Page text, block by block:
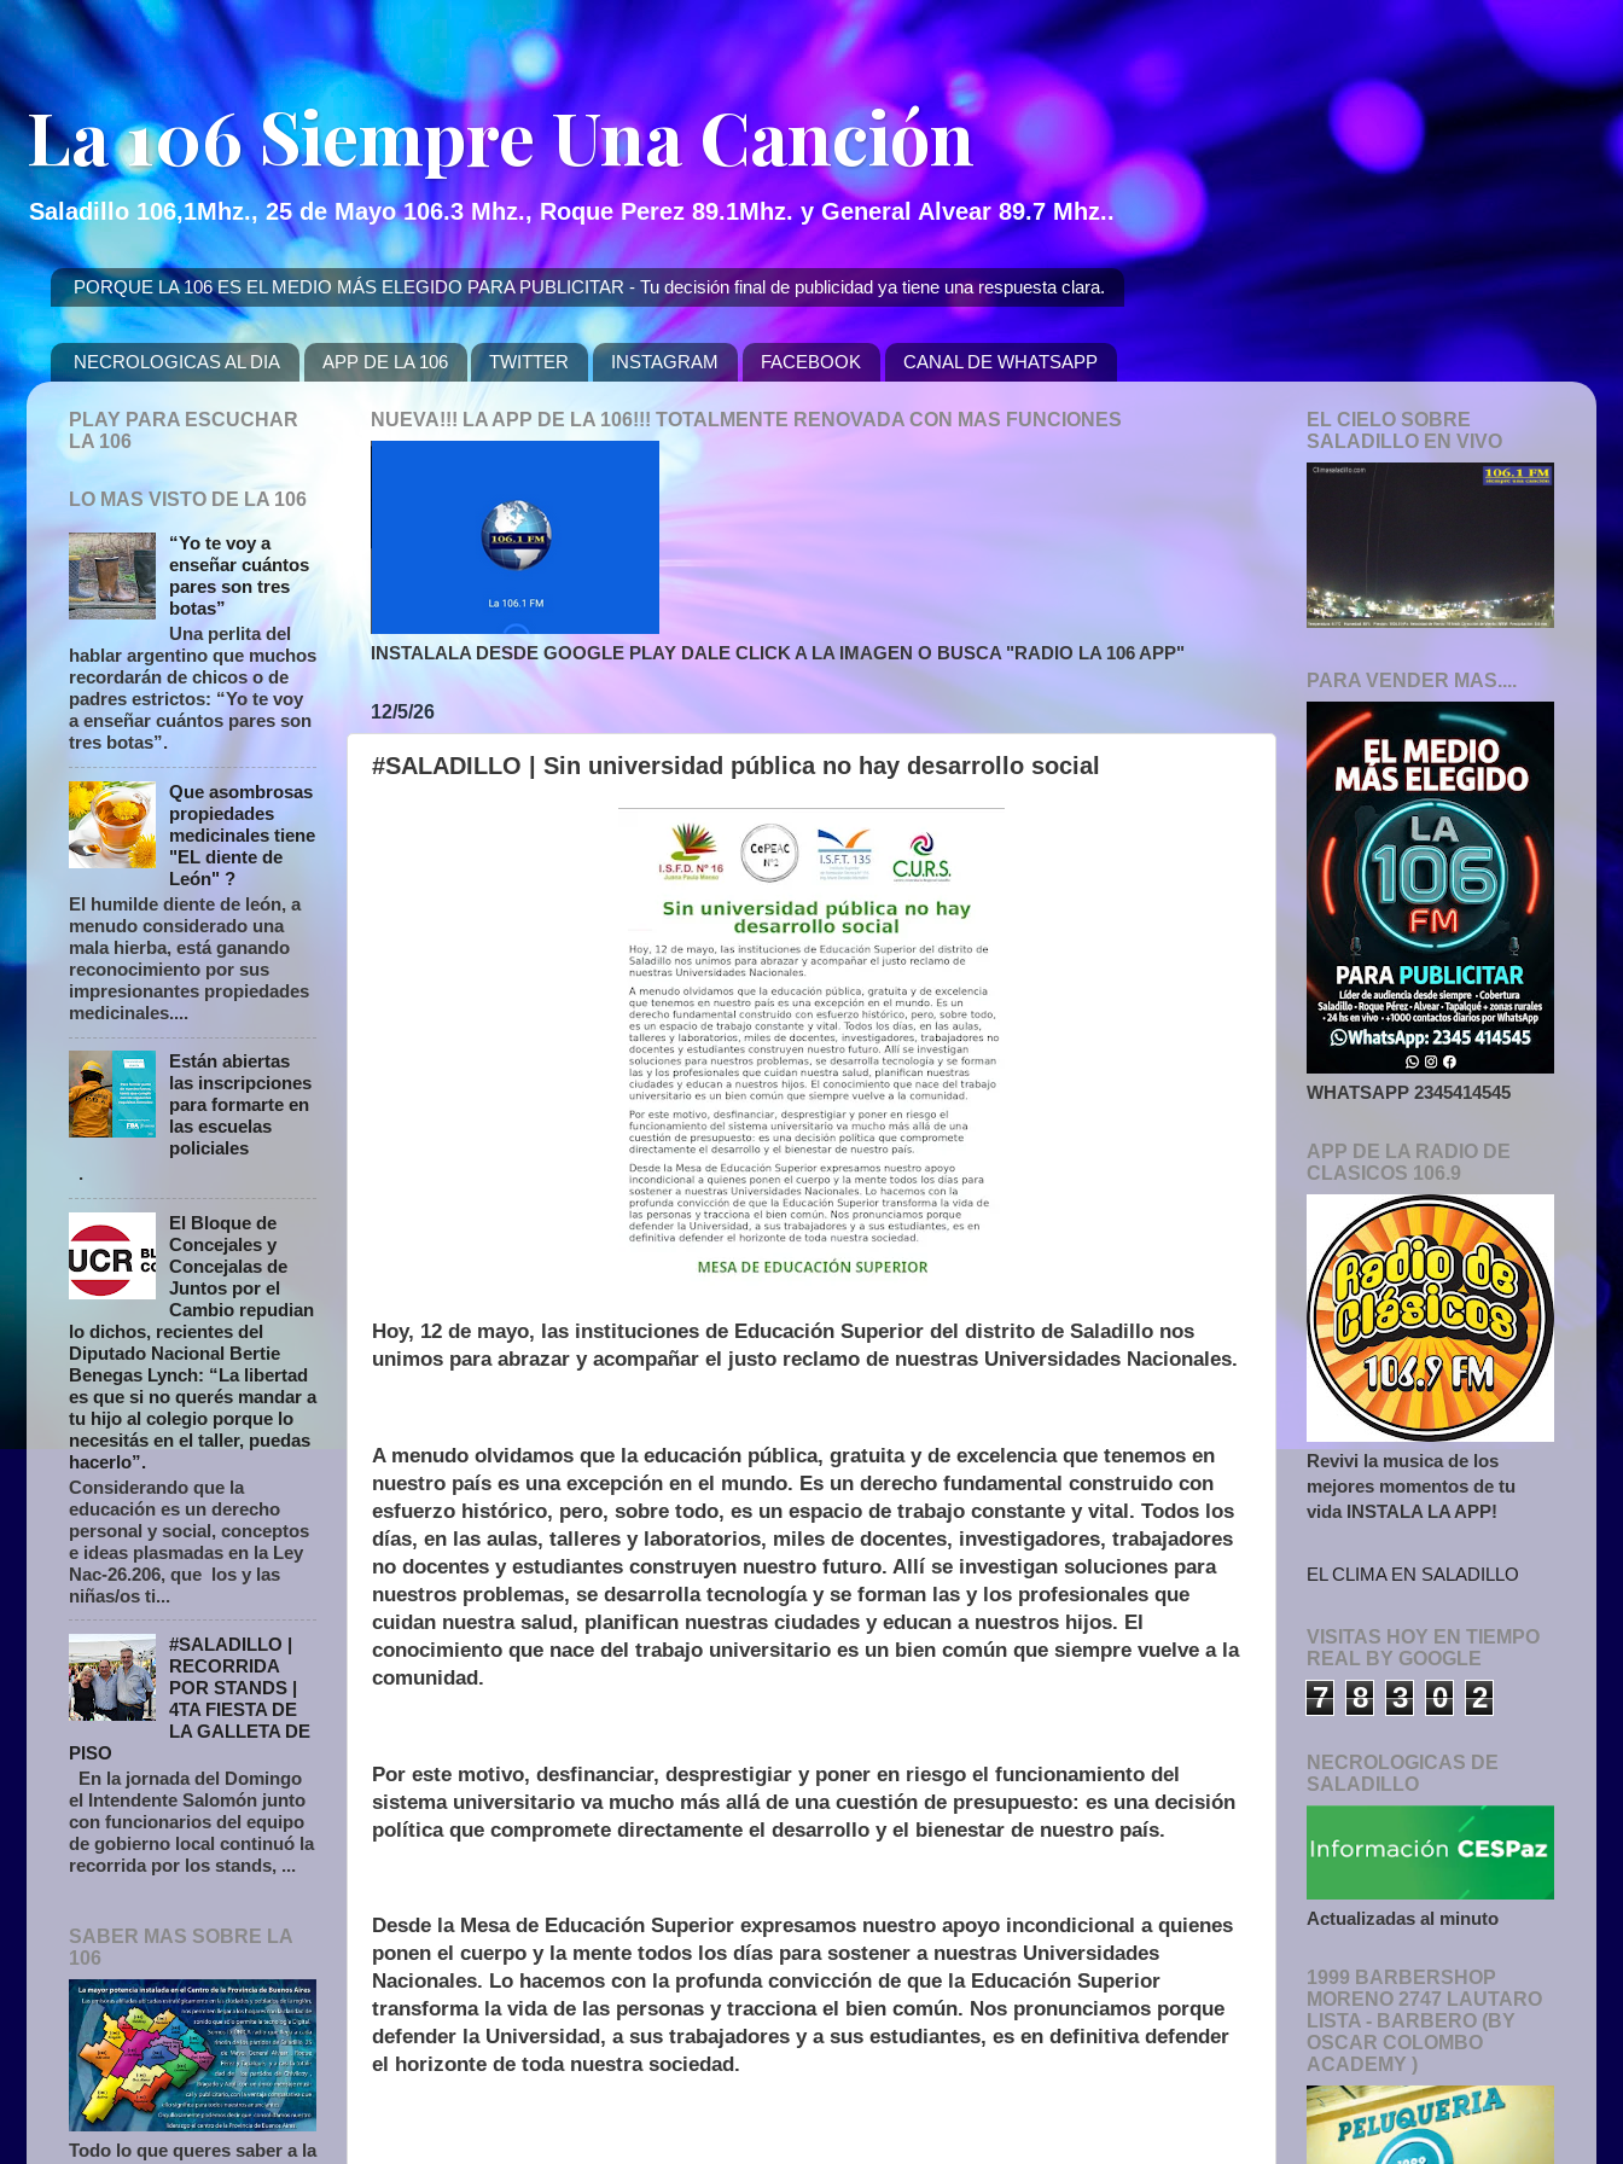
La 106 Siempre Una Canción
Saladillo 106,1Mhz., 25 de Mayo 106.3 Mhz., Roque Perez 89.1Mhz. y General Alvear 89.7 Mhz..
PORQUE LA 106 ES EL MEDIO MÁS ELEGIDO PARA PUBLICITAR - Tu decisión final de publicidad ya tiene una respuesta clara.
NECROLOGICAS AL DIA APP DE LA 106 TWITTER INSTAGRAM FACEBOOK CANAL DE WHATSAPP
NUEVA!!! LA APP DE LA 106!!! TOTALMENTE RENOVADA CON MAS FUNCIONES
INSTALALA DESDE GOOGLE PLAY DALE CLICK A LA IMAGEN O BUSCA "RADIO LA 106 APP"
12/5/26
#SALADILLO | Sin universidad pública no hay desarrollo social
Hoy, 12 de mayo, las instituciones de Educación Superior del distrito de Saladillo nos
unimos para abrazar y acompañar el justo reclamo de nuestras Universidades Nacionales.
A menudo olvidamos que la educación pública, gratuita y de excelencia que tenemos en
nuestro país es una excepción en el mundo. Es un derecho fundamental construido con
esfuerzo histórico, pero, sobre todo, es un espacio de trabajo constante y vital. Todos los
días, en las aulas, talleres y laboratorios, miles de docentes, investigadores, trabajadores
no docentes y estudiantes construyen nuestro futuro. Allí se investigan soluciones para
nuestros problemas, se desarrolla tecnología y se forman las y los profesionales que
cuidan nuestra salud, planifican nuestras ciudades y educan a nuestros hijos. El
conocimiento que nace del trabajo universitario es un bien común que siempre vuelve a la
comunidad.
Por este motivo, desfinanciar, desprestigiar y poner en riesgo el funcionamiento del
sistema universitario va mucho más allá de una cuestión de presupuesto: es una decisión
política que compromete directamente el desarrollo y el bienestar de nuestro país.
Desde la Mesa de Educación Superior expresamos nuestro apoyo incondicional a quienes
ponen el cuerpo y la mente todos los días para sostener a nuestras Universidades
Nacionales. Lo hacemos con la profunda convicción de que la Educación Superior
transforma la vida de las personas y tracciona el bien común. Nos pronunciamos porque
defender la Universidad, a sus trabajadores y a sus estudiantes, es en definitiva defender
el horizonte de toda nuestra sociedad.
PLAY PARA ESCUCHAR
LA 106
LO MAS VISTO DE LA 106
“Yo te voy a
enseñar cuántos
pares son tres
botas”
Una perlita del
hablar argentino que muchos
recordarán de chicos o de
padres estrictos: “Yo te voy
a enseñar cuántos pares son
tres botas”.
Que asombrosas
propiedades
medicinales tiene
"EL diente de
León" ?
El humilde diente de león, a
menudo considerado una
mala hierba, está ganando
reconocimiento por sus
impresionantes propiedades
medicinales....
Están abiertas
las inscripciones
para formarte en
las escuelas
policiales
.
El Bloque de
Concejales y
Concejalas de
Juntos por el
Cambio repudian
lo dichos, recientes del
Diputado Nacional Bertie
Benegas Lynch: “La libertad
es que si no querés mandar a
tu hijo al colegio porque lo
necesitás en el taller, puedas
hacerlo”.
Considerando que la
educación es un derecho
personal y social, conceptos
e ideas plasmadas en la Ley
Nac-26.206, que los y las
niñas/os ti...
#SALADILLO |
RECORRIDA
POR STANDS |
4TA FIESTA DE
LA GALLETA DE
PISO
En la jornada del Domingo
el Intendente Salomón junto
con funcionarios del equipo
de gobierno local continuó la
recorrida por los stands, ...
SABER MAS SOBRE LA
106
Todo lo que queres saber a la
EL CIELO SOBRE
SALADILLO EN VIVO
PARA VENDER MAS....
WHATSAPP 2345414545
APP DE LA RADIO DE
CLASICOS 106.9
Revivi la musica de los
mejores momentos de tu
vida INSTALA LA APP!
EL CLIMA EN SALADILLO
VISITAS HOY EN TIEMPO
REAL BY GOOGLE
7 8 3 0 2
NECROLOGICAS DE
SALADILLO
Actualizadas al minuto
1999 BARBERSHOP
MORENO 2747 LAUTARO
LISTA - BARBERO (BY
OSCAR COLOMBO
ACADEMY )